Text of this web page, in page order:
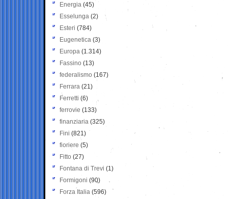
Energia (45)
Esselunga (2)
Esteri (784)
Eugenetica (3)
Europa (1.314)
Fassino (13)
federalismo (167)
Ferrara (21)
Ferretti (6)
ferrovie (133)
finanziaria (325)
Fini (821)
fioriere (5)
Fitto (27)
Fontana di Trevi (1)
Formigoni (90)
Forza Italia (596)